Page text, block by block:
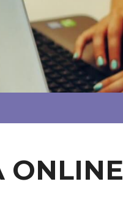
ONLINE